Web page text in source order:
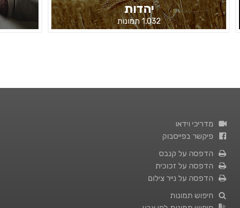
יהדות
1,032 תמונות
מדריכי וידאו
פיקשר בפייסבוק
הדפסה על קנבס
הדפסה על זכוכית
הדפסה על נייר צילום
חיפוש תמונות